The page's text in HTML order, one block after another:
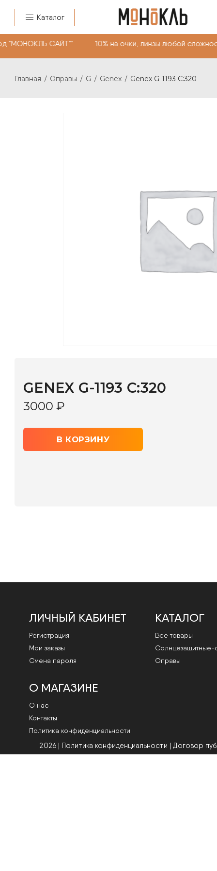
Каталог
САЙТ"" -10% на очки, линзы любой
Главная / Оправы / G / Genex / Genex G-1193 C:320
ЛИЧНЫЙ КАБИНЕТ
Регистрация
Мои заказы
Смена пароля
КАТАЛОГ
Все товары
Cолнцезащитные-
Оправы
О МАГАЗИНЕ
О нас
Контакты
Политика конфиденциальности
2026 | Политика конфиденциальности | Договор